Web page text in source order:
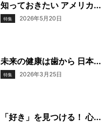
知っておきたい アメリカ...
特集 2026年5月20日
未来の健康は歯から 日本...
特集 2026年3月25日
「好き」を見つける！ 心...